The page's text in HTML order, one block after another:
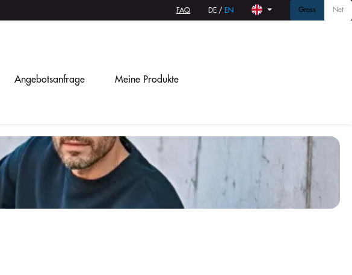
FAQ DE / EN Gross Net
Angebotsanfrage Meine Produkte